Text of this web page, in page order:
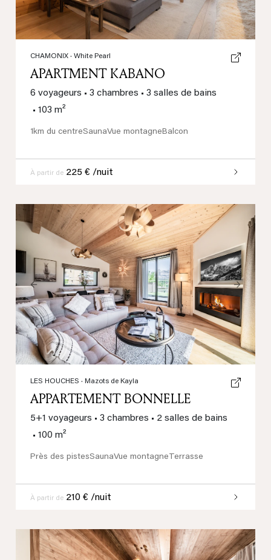
Previous Next
LES HOUCHES · Mazots de Kayla
APPARTEMENT BONNELLE
5+1 voyageurs • 3 chambres • 2 salles de bains
• 100 m²
Près des pistesSaunaVue montagneTerrasse
À partir de 210 € /nuit
CHAMONIX · White Pearl
APARTMENT KABANO
6 voyageurs • 3 chambres • 3 salles de bains
• 103 m²
1km du centreSaunaVue montagneBalcon
À partir de 225 € /nuit